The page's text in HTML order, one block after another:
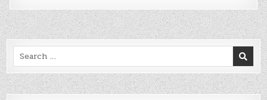
Search
for: